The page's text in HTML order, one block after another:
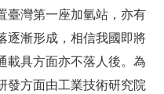
臺灣第一座加氫站，亦有
逐漸形成，相信我國即將
載具方面亦不落人後。為
發方面由工業技術研究院